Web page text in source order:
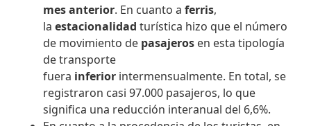
mes anterior. En cuanto aferris,
laestacionalidadturística hizo que el número
de movimiento de pasajeros en esta tipología
de transporte
fuera inferior intermensualmente. En total, se
registraron casi 97.000 pasajeros, lo que
significa una reducción interanual del 6,6%.